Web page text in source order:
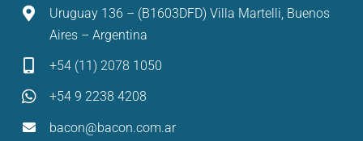
Uruguay 136 – (B1603DFD) Villa Martelli, Buenos
Aires – Argentina
+54 (11) 2078 1050
+54 9 2238 4208
bacon@bacon.com.ar